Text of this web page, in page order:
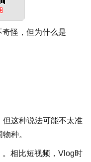
怪，但为什么是
这种说法可能不太准
种。
相比短视频，Vlog时